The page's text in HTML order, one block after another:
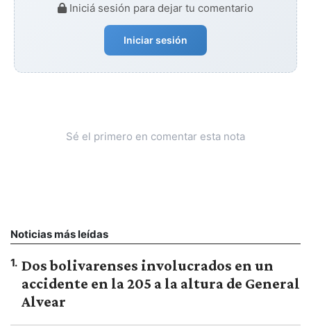
Iniciá sesión para dejar tu comentario
Iniciar sesión
Sé el primero en comentar esta nota
Noticias más leídas
1. Dos bolivarenses involucrados en un
accidente en la 205 a la altura de General
Alvear